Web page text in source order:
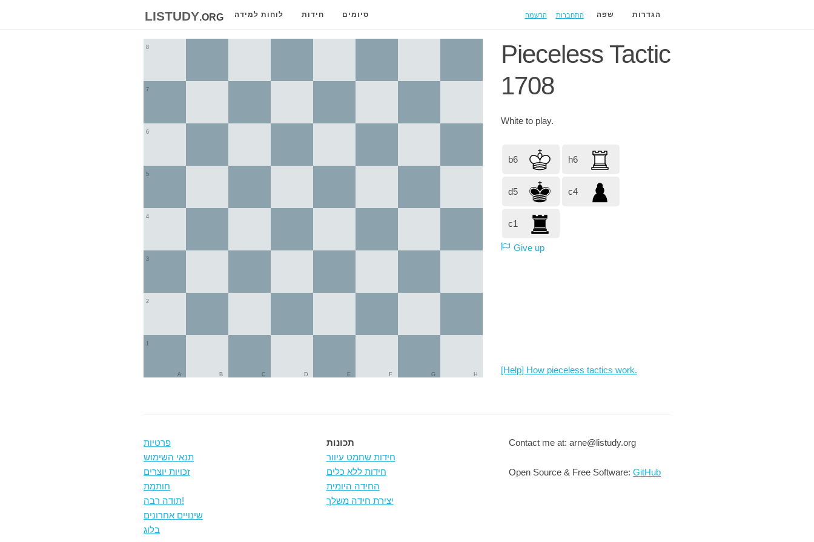
listudy.org לוחות למידה חידות סיומים הרשמה התחברות שפה הגדרות
1
2
3
4
5
6
7
8
A B C D E F G H
Pieceless Tactic
1708
White to play.
b6 h6
d5 c4
c1
Give up
[Help] How pieceless tactics work.
פרטיות
תנאי השימוש
זכויות יוצרים
חותמת
תודה רבה!
שינויים אחרונים
בלוג
תכונות
חידות שחמט עיוור
חידות ללא כלים
החידה היומית
יצירת חידה משלך
Contact me at: arne@listudy.org
Open Source & Free Software:GitHub